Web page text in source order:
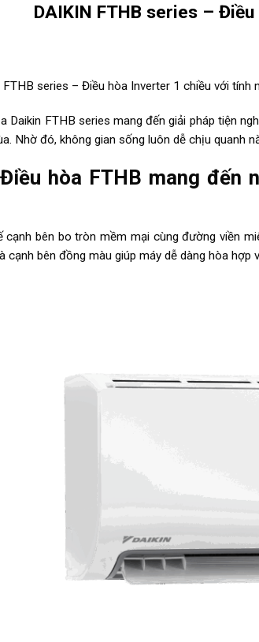
DAIKIN FTHB series –
FTHB series – Điều hòa Inverter 1 chiều với tính
Daikin FTHB series mang đến giải pháp tiện
Nhờ đó, không gian sống luôn dễ chịu quanh
hòa FTHB mang đến
cạnh bên bo tròn mềm mại cùng đường viền
cạnh bên đồng màu giúp máy dễ dàng hòa